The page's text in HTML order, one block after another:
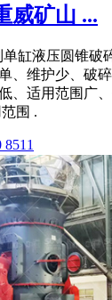
威矿山 ...
缸液压圆锥破
、维护少、破碎
、适用范围广
围 .